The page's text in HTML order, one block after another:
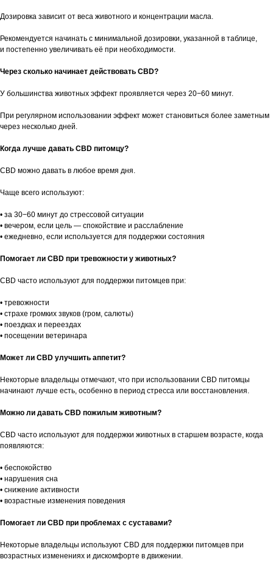
Дозировка зависит от веса животного и концентрации масла.
Рекомендуется начинать с минимальной дозировки, указанной в таблице,
и постепенно увеличивать её при необходимости.
Через сколько начинает действовать CBD?
У большинства животных эффект проявляется через 20−60 минут.
При регулярном использовании эффект может становиться более заметным
через несколько дней.
Когда лучше давать CBD питомцу?
CBD можно давать в любое время дня.
Чаще всего используют:
• за 30−60 минут до стрессовой ситуации
• вечером, если цель — спокойствие и расслабление
• ежедневно, если используется для поддержки состояния
Помогает ли CBD при тревожности у животных?
CBD часто используют для поддержки питомцев при:
• тревожности
• страхе громких звуков (гром, салюты)
• поездках и переездах
• посещении ветеринара
Может ли CBD улучшить аппетит?
Некоторые владельцы отмечают, что при использовании CBD питомцы
начинают лучше есть, особенно в период стресса или восстановления.
Можно ли давать CBD пожилым животным?
CBD часто используют для поддержки животных в старшем возрасте, когда
появляются:
• беспокойство
• нарушения сна
• снижение активности
• возрастные изменения поведения
Помогает ли CBD при проблемах с суставами?
Некоторые владельцы используют CBD для поддержки питомцев при
возрастных изменениях и дискомфорте в движении.